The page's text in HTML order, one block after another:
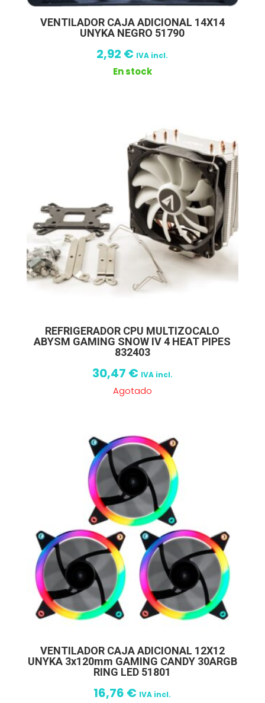
VENTILADOR CAJA ADICIONAL 14X14
UNYKA NEGRO 51790
2,92 € IVA incl.
En stock
REFRIGERADOR CPU MULTIZOCALO
ABYSM GAMING SNOW IV 4 HEAT PIPES
832403
30,47 € IVA incl.
Agotado
VENTILADOR CAJA ADICIONAL 12X12
UNYKA 3x120mm GAMING CANDY 30ARGB
RING LED 51801
16,76 € IVA incl.